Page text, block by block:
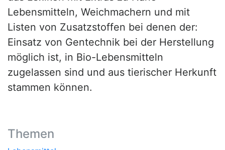
Lebensmitteln, Weichmachern und mit
Listen von Zusatzstoffen bei denen der:
Einsatz von Gentechnik bei der Herstellung
möglich ist, in Bio-Lebensmitteln
zugelassen sind und aus tierischer Herkunft
stammen können.
Themen